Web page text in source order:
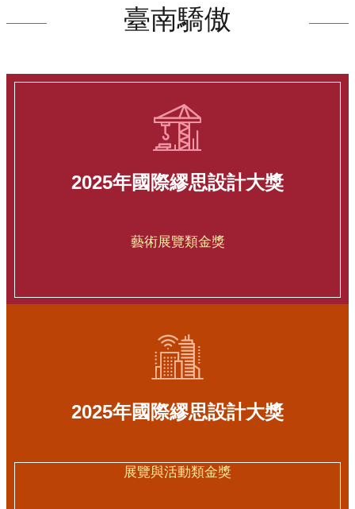
碑。黃偉哲表示，市府多年來始終與西
拉雅族人並肩同行，從前台南縣長蘇煥
都凝聚無數人的努力。他說，這是一條
漫長且艱辛的平權之路，感謝各界共同
推動正名，也期盼目前申請正名中的其
他8個平埔原住民族群，都能順利完成歷
臺南驕傲
2025年國際繆思設計大獎
藝術展覽類金獎
2025年國際繆思設計大獎
展覽與活動類金獎